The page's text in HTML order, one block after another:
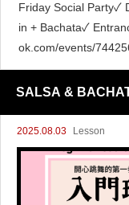
Friday Social Party✓
in + Bachata✓
ok.com/events/
SALSA &
2025.08.03 Lesson